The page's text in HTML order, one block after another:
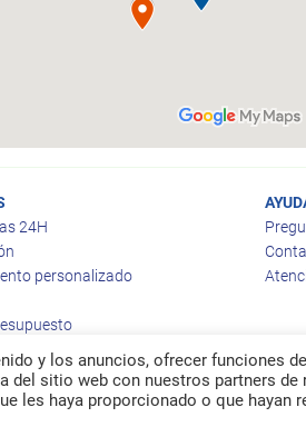
24H
personalizado
y los anuncios, ofrecer funciones
sitio web con nuestros partners de
les haya proporcionado o que hayan